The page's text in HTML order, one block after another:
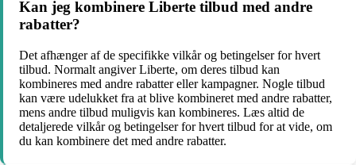
Kan jeg kombinere Liberte tilbud med andre
rabatter?
Det afhænger af de specifikke vilkår og betingelser for hvert
tilbud. Normalt angiver Liberte, om deres tilbud kan
kombineres med andre rabatter eller kampagner. Nogle tilbud
kan være udelukket fra at blive kombineret med andre rabatter,
mens andre tilbud muligvis kan kombineres. Læs altid de
detaljerede vilkår og betingelser for hvert tilbud for at vide, om
du kan kombinere det med andre rabatter.